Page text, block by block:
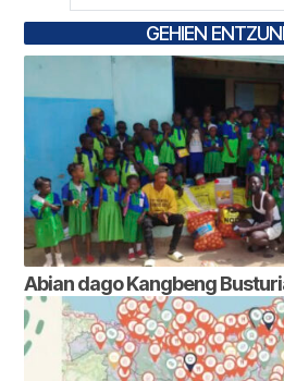
GEHIEN
Abian dago Kangbeng